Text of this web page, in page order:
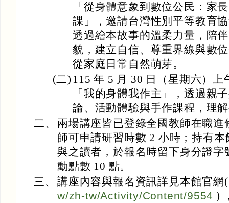
「從身體意象到數位公民：家
課」，邀請台灣性別平等教育
透過繪本故事的溫柔力量，陪
貌，建立自信、尊重界線與數
從家庭日常自然萌芽。
(二) 115 年 5 月 30 日（星期六）上
「我的身體我作主」，透過親
論、活動體驗與手作課程，理
二、
兩場講座皆已登錄全國教師在職
師可申請研習時數 2 小時；持有
與之讀者，於報名時留下身分證
動點數 10 點。
三、 講座內容與報名資訊詳見本館官
w/zh-tw/Activity/Content/9554 )